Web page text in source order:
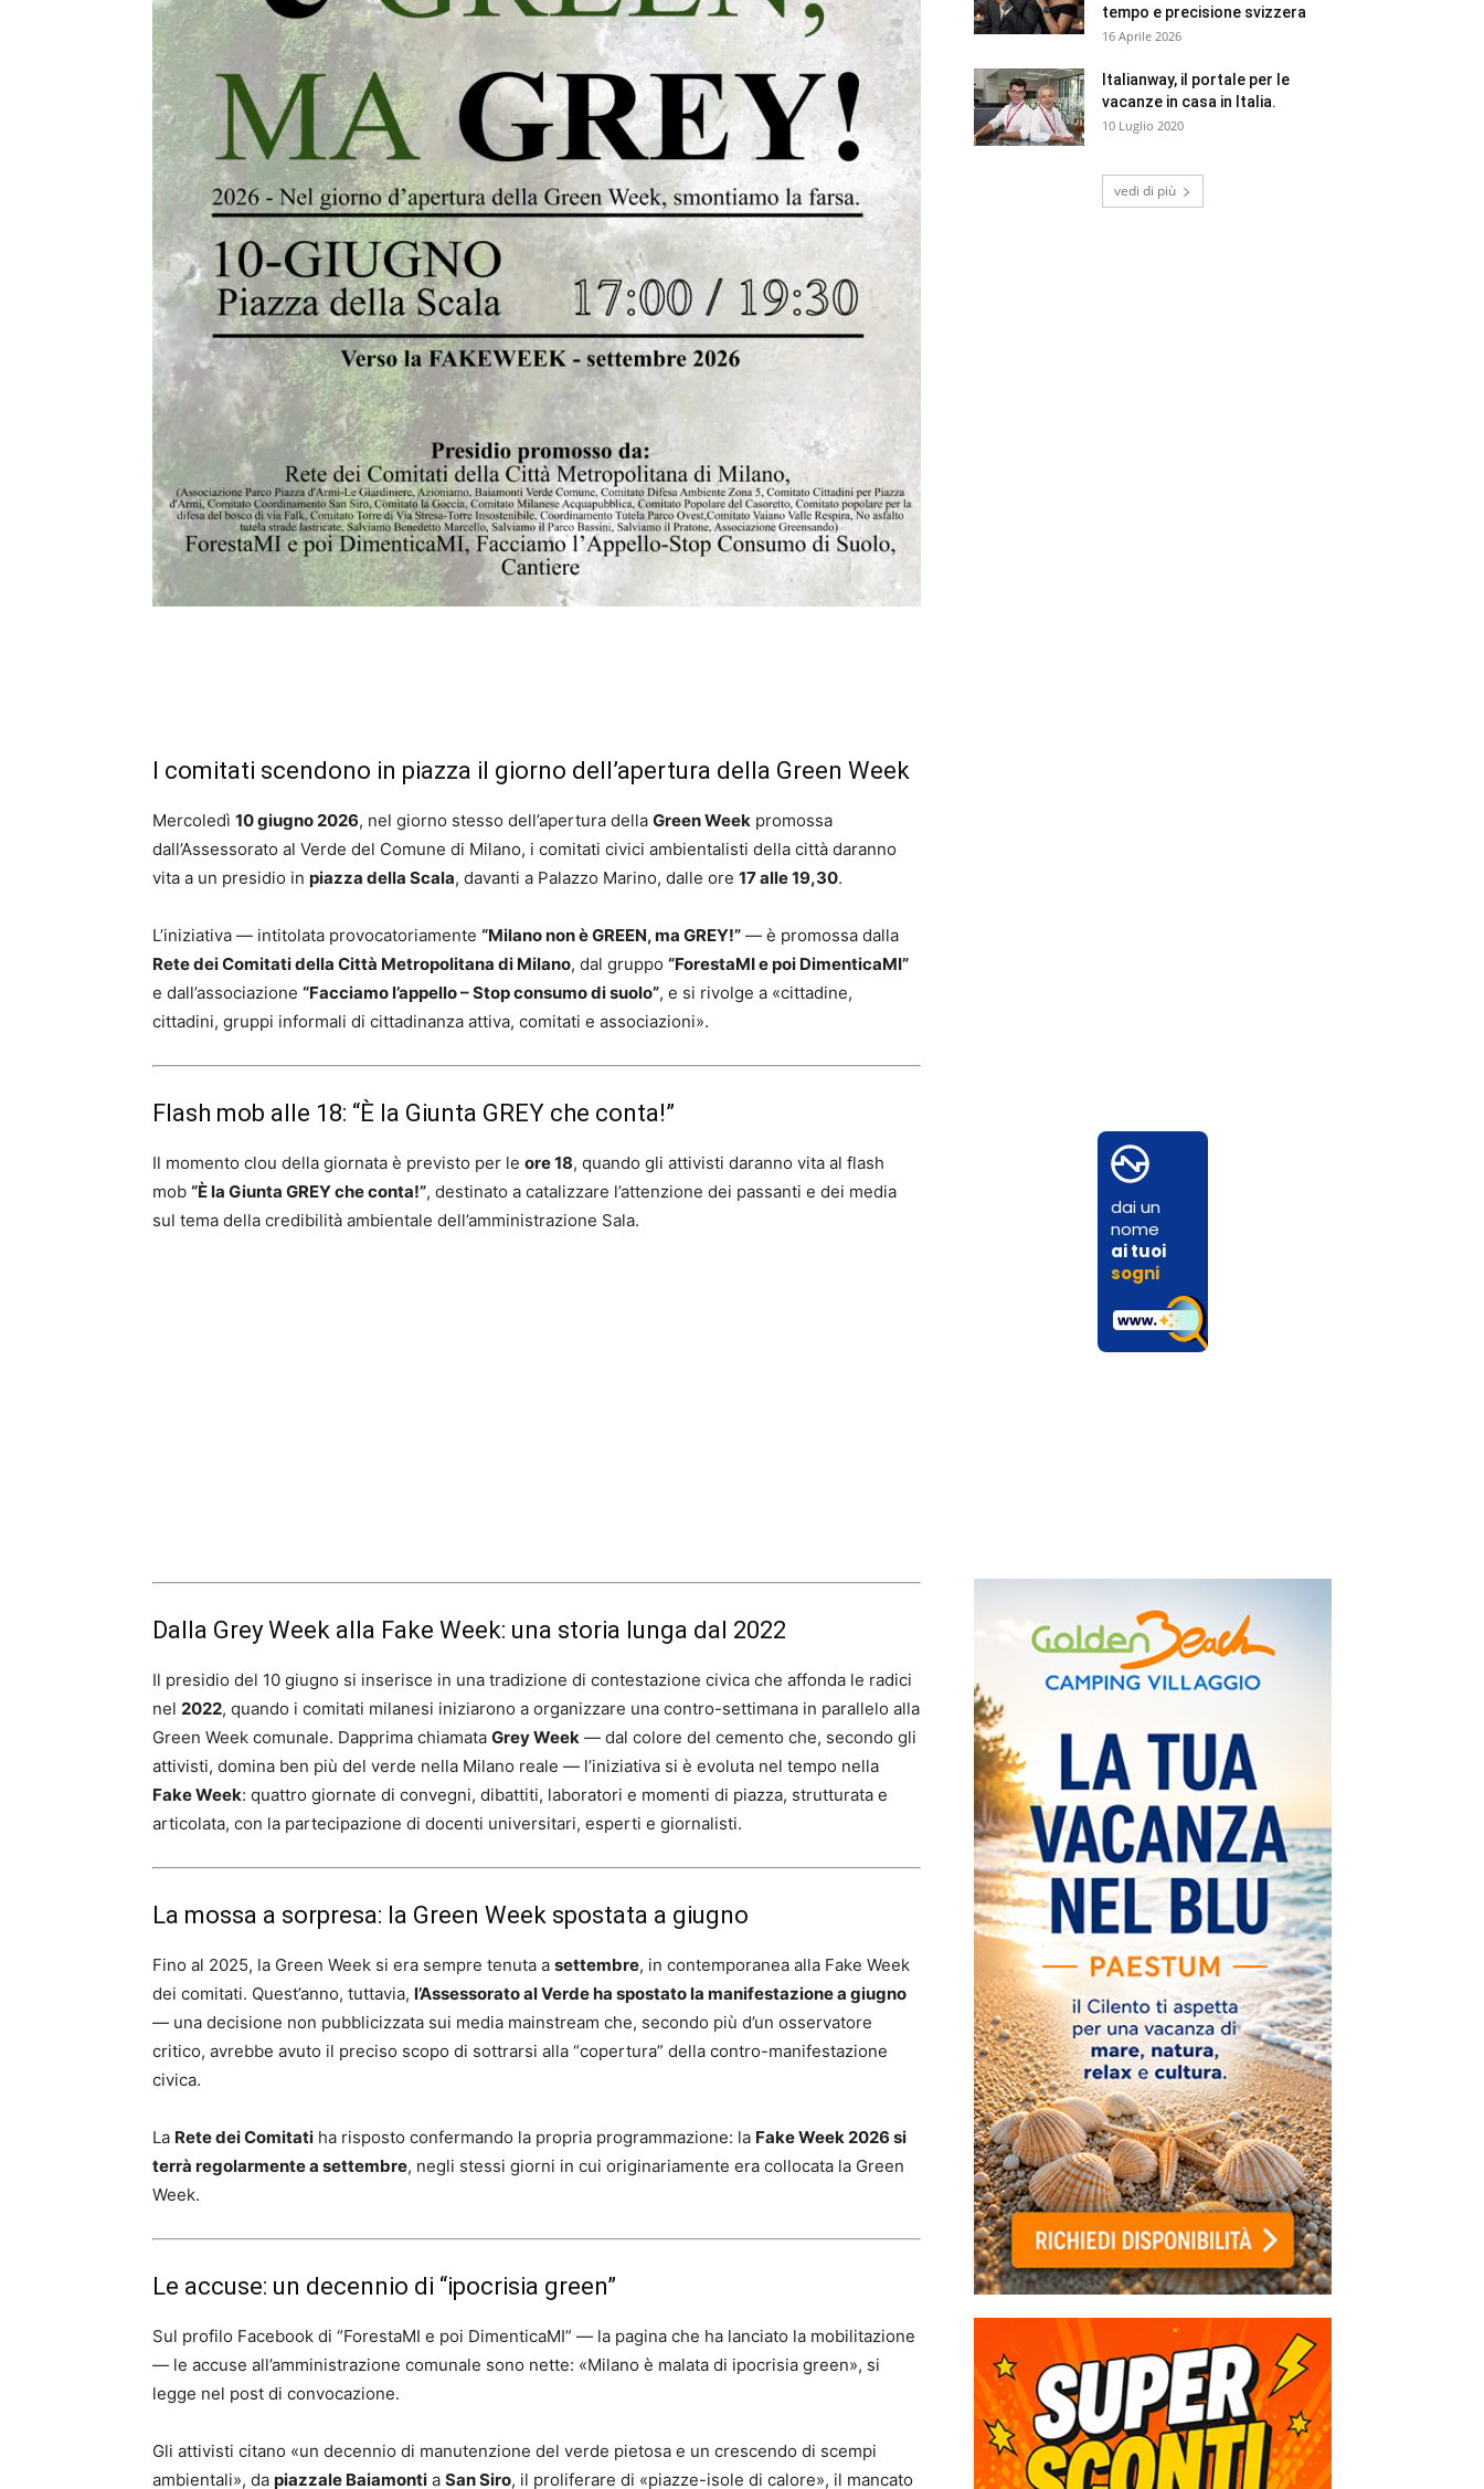
I comitati scendono in piazza il giorno dell’apertura della Green Week
Mercoledì 10 giugno 2026, nel giorno stesso dell’apertura della Green Week promossa
dall’Assessorato al Verde del Comune di Milano, i comitati civici ambientalisti della città daranno
vita a un presidio in piazza della Scala, davanti a Palazzo Marino, dalle ore 17 alle 19,30.
L’iniziativa — intitolata provocatoriamente “Milano non è GREEN, ma GREY!” — è promossa dalla
Rete dei Comitati della Città Metropolitana di Milano, dal gruppo “ForestaMI e poi DimenticaMI”
e dall’associazione “Facciamo l’appello – Stop consumo di suolo”, e si rivolge a «cittadine,
cittadini, gruppi informali di cittadinanza attiva, comitati e associazioni».
Flash mob alle 18: “È la Giunta GREY che conta!”
Il momento clou della giornata è previsto per le ore 18, quando gli attivisti daranno vita al flash
mob “È la Giunta GREY che conta!”, destinato a catalizzare l’attenzione dei passanti e dei media
sul tema della credibilità ambientale dell’amministrazione Sala.
Dalla Grey Week alla Fake Week: una storia lunga dal 2022
Il presidio del 10 giugno si inserisce in una tradizione di contestazione civica che affonda le radici
nel 2022, quando i comitati milanesi iniziarono a organizzare una contro-settimana in parallelo alla
Green Week comunale. Dapprima chiamata Grey Week — dal colore del cemento che, secondo gli
attivisti, domina ben più del verde nella Milano reale — l’iniziativa si è evoluta nel tempo nella
Fake Week: quattro giornate di convegni, dibattiti, laboratori e momenti di piazza, strutturata e
articolata, con la partecipazione di docenti universitari, esperti e giornalisti.
La mossa a sorpresa: la Green Week spostata a giugno
Fino al 2025, la Green Week si era sempre tenuta a settembre, in contemporanea alla Fake Week
dei comitati. Quest’anno, tuttavia, l’Assessorato al Verde ha spostato la manifestazione a giugno
— una decisione non pubblicizzata sui media mainstream che, secondo più d’un osservatore
critico, avrebbe avuto il preciso scopo di sottrarsi alla “copertura” della contro-manifestazione
civica.
La Rete dei Comitati ha risposto confermando la propria programmazione: la Fake Week 2026 si
terrà regolarmente a settembre, negli stessi giorni in cui originariamente era collocata la Green
Week.
Le accuse: un decennio di “ipocrisia green”
Sul profilo Facebook di “ForestaMI e poi DimenticaMI” — la pagina che ha lanciato la mobilitazione
— le accuse all’amministrazione comunale sono nette: «Milano è malata di ipocrisia green», si
legge nel post di convocazione.
Gli attivisti citano «un decennio di manutenzione del verde pietosa e un crescendo di scempi
ambientali», da piazzale Baiamonti a San Siro, il proliferare di «piazze-isole di calore», il mancato
tempo e precisione svizzera
16 Aprile 2026
Italianway, il portale per le
vacanze in casa in Italia.
10 Luglio 2020
vedi di più